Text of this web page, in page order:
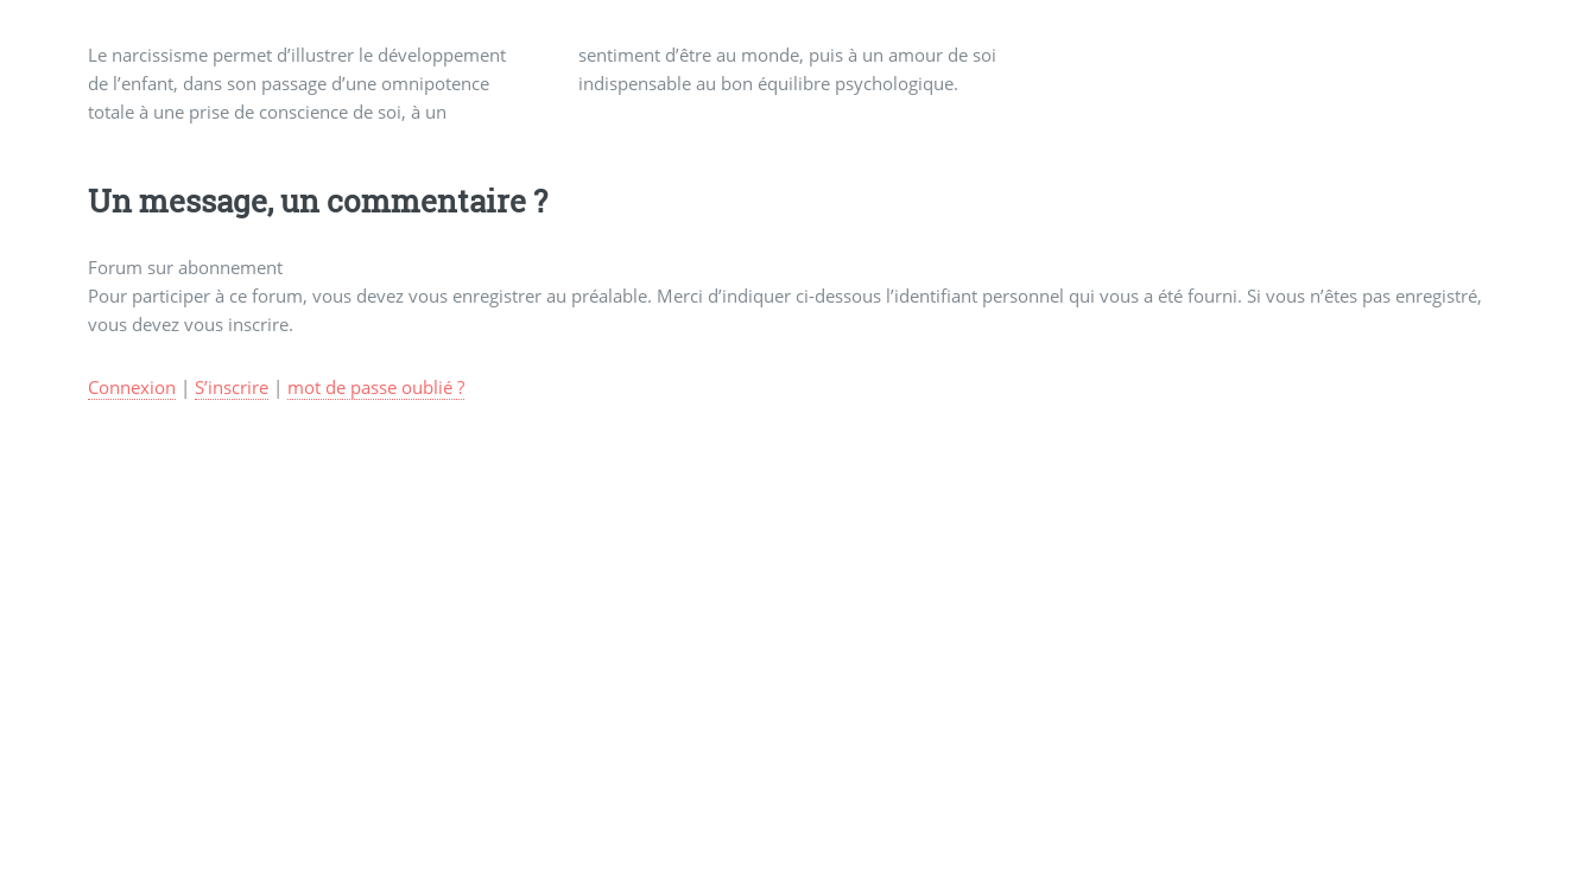
Le narcissisme permet d’illustrer le développement
de l’enfant, dans son passage d’une omnipotence
totale à une prise de conscience de soi, à un
sentiment d’être au monde, puis à un amour de soi
indispensable au bon équilibre psychologique.
Un message, un commentaire ?
Forum sur abonnement
Pour participer à ce forum, vous devez vous enregistrer au préalable. Merci d’indiquer ci-dessous l’identifiant personnel qui vous a été fourni. Si vous n’êtes pas enregistré,
vous devez vous inscrire.
Connexion | S’inscrire| mot de passe oublié ?